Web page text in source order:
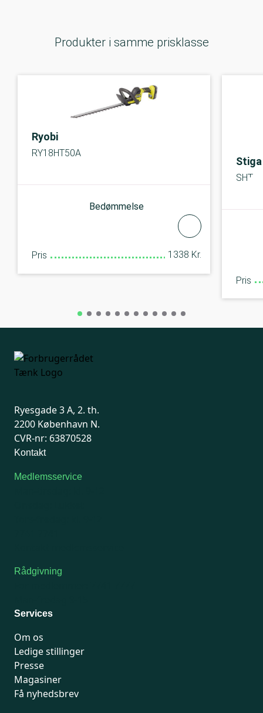
Produkter i samme prisklasse
Ryobi
RY18HT50A
Bedømmelse
Pris 1338 Kr.
Stiga
SHT
Pris
Ryesgade 3 A, 2. th.
2200 København N.
CVR-nr: 63870528
Kontakt
Medlemsservice
Rådgivning
Services
Om os
Ledige stillinger
Presse
Magasiner
Få nyhedsbrev